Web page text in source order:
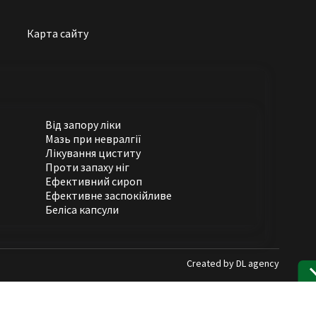
Карта сайту
Від запору ліки
Мазь при невралгії
Лікування циститу
Проти запаху ніг
Ефективний сироп
Ефективне заспокійливе
Беліса капсули
Created byDL agency